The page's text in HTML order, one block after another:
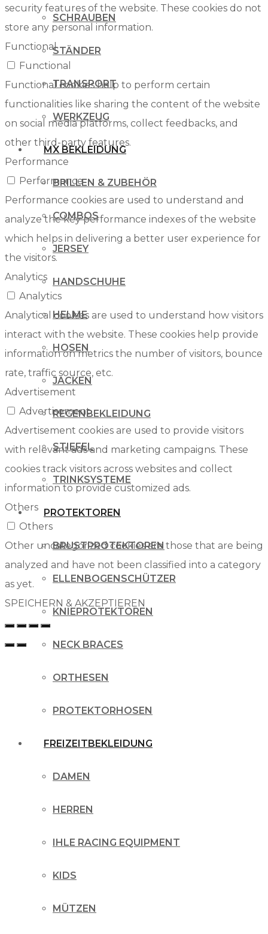
SCHRAUBEN
STÄNDER
TRANSPORT
WERKZEUG
MX BEKLEIDUNG
BRILLEN & ZUBEHÖR
COMBOS
JERSEY
HANDSCHUHE
HELME
HOSEN
JACKEN
REGENBEKLEIDUNG
STIEFEL
TRINKSYSTEME
PROTEKTOREN
BRUSTPROTEKTOREN
ELLENBOGENSCHÜTZER
KNIEPROTEKTOREN
NECK BRACES
ORTHESEN
PROTEKTORHOSEN
FREIZEITBEKLEIDUNG
DAMEN
HERREN
IHLE RACING EQUIPMENT
KIDS
MÜTZEN
security features of the website. These cookies do not
store any personal information.
Functional
Functional
Functional cookies help to perform certain
functionalities like sharing the content of the website
on social media platforms, collect feedbacks, and
other third-party features.
Performance
Performance
Performance cookies are used to understand and
analyze the key performance indexes of the website
which helps in delivering a better user experience for
the visitors.
Analytics
Analytics
Analytical cookies are used to understand how visitors
interact with the website. These cookies help provide
information on metrics the number of visitors, bounce
rate, traffic source, etc.
Advertisement
Advertisement
Advertisement cookies are used to provide visitors
with relevant ads and marketing campaigns. These
cookies track visitors across websites and collect
information to provide customized ads.
Others
Others
Other uncategorized cookies are those that are being
analyzed and have not been classified into a category
as yet.
SPEICHERN & AKZEPTIEREN